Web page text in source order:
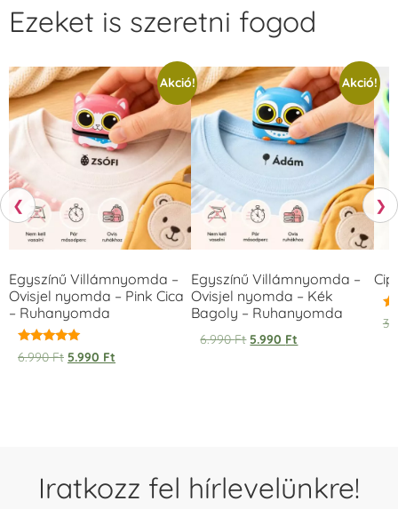
❮
Ezeket is szeretni fogod
Akció!
Egyszínű Villámnyomda –
Ovisjel nyomda – Pink Cica
– Ruhanyomda
Értékelés:
5.00
6.990Ft 5.990 Ft
Akció!
Egyszínű Villámnyomda –
Ovisjel nyomda – Kék
Bagoly – Ruhanyomda
6.990Ft 5.990 Ft
❯
Iratkozz fel hírlevelünkre!